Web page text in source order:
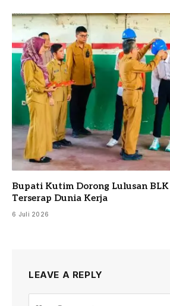
Bupati Kutim Dorong Lulusan
Terserap Dunia Kerja
6 Juli 2026
LEAVE A REPLY